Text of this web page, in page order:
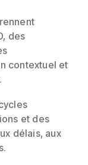
des
contextuel et
et des
délais, aux